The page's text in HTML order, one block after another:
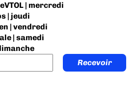
| mercredi
| jeudi
| vendredi
| samedi